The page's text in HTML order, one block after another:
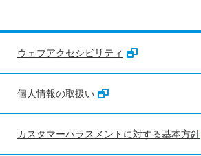
ウェブアクセシビリティ
個人情報の取扱い
カスタマーハラスメントに対する基本方針